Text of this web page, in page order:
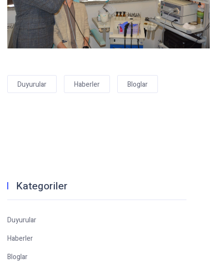
Duyurular Haberler Bloglar
Kategoriler
Duyurular
Haberler
Bloglar